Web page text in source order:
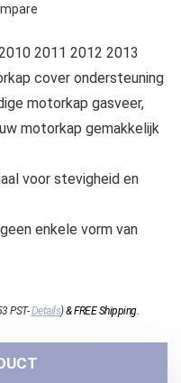
2011 2012 2013
cover ondersteuning
motorkap gasveer,
motorkap gemakkelijk
voor stevigheid en
enkele vorm van
PST-Details)&FREE Shipping.